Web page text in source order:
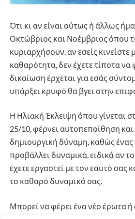
Ότι κι αν είναι ούτως ή άλλως
Οκτώβριος και Νοέμβριος όπου
κυριαρχήσουν, αν εσείς κινείστε
καθαρότητα, δεν έχετε τίποτα
δικαίωση έρχεται για εσάς
υπάρξει κρυφό θα βγει στην
Η Ηλιακή Έκλειψη όπου γίνεται
25/10, φέρνει αυτοπεποίθηση και
δημιουργική δύναμη, καθώς ένας
προβάλλει δυναμικά, ειδικά αν
έχετε εργαστεί με τον εαυτό σας
το καθαρό δυναμικό σας.
Μπορεί να φέρει ένα νέο έρωτα ή